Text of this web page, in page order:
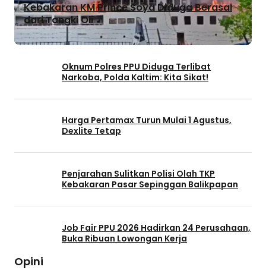
Kebakaran KM Prince Soya Diduga Berasal
dari Tangki Oli
Oknum Polres PPU Diduga Terlibat
Narkoba, Polda Kaltim: Kita Sikat!
Harga Pertamax Turun Mulai 1 Agustus,
Dexlite Tetap
Penjarahan Sulitkan Polisi Olah TKP
Kebakaran Pasar Sepinggan Balikpapan
Job Fair PPU 2026 Hadirkan 24 Perusahaan,
Buka Ribuan Lowongan Kerja
Opini